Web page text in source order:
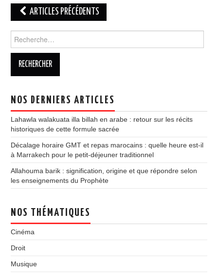
Navigation
des
articles
ARTICLES PRÉCÉDENTS
Rechercher :
NOS DERNIERS ARTICLES
Lahawla walakuata illa billah en arabe : retour sur les récits
historiques de cette formule sacrée
Décalage horaire GMT et repas marocains : quelle heure est-il
à Marrakech pour le petit-déjeuner traditionnel
Allahouma barik : signification, origine et que répondre selon
les enseignements du Prophète
NOS THÉMATIQUES
Cinéma
Droit
Musique